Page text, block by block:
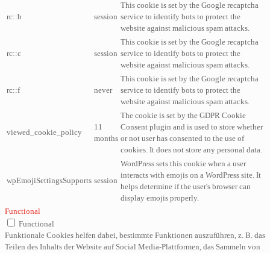
rc::b session
This cookie is set by the Google recaptcha
service to identify bots to protect the
website against malicious spam attacks.
rc::c session
This cookie is set by the Google recaptcha
service to identify bots to protect the
website against malicious spam attacks.
rc::f never
This cookie is set by the Google recaptcha
service to identify bots to protect the
website against malicious spam attacks.
viewed_cookie_policy
11
months
The cookie is set by the GDPR Cookie
Consent plugin and is used to store whether
or not user has consented to the use of
cookies. It does not store any personal data.
wpEmojiSettingsSupports session
WordPress sets this cookie when a user
interacts with emojis on a WordPress site. It
helps determine if the user's browser can
display emojis properly.
Functional
Functional
Funktionale Cookies helfen dabei, bestimmte Funktionen auszuführen, z. B. das
Teilen des Inhalts der Website auf Social Media-Plattformen, das Sammeln von